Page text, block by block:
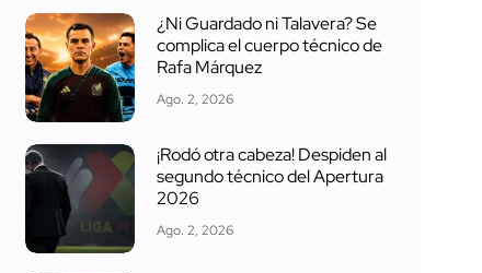
¿Ni Guardado ni Talavera? Se
complica el cuerpo técnico de
Rafa Márquez
Ago. 2, 2026
¡Rodó otra cabeza! Despiden al
segundo técnico del Apertura
2026
Ago. 2, 2026